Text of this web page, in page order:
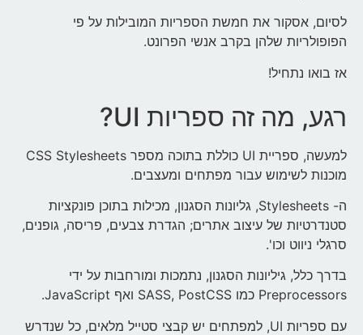
לסיום, אסקור את חמשת הספריות המובילות על פי
הפופולריות שלהן בקרב אנשי הפרונט.
אז בואו נתחיל!
רגע, מה זה ספריות UI?
למעשה, ספריית UI כוללת בתוכה מספר CSS Stylesheets
מוכנות לשימוש עבור מפתחים ומעצבים.
ה- Stylesheets, גליונות הסגנון, מכילות בתוכן פונקציות
סטנדרטיות של עיצוב אתרים; הגדרת צבעים, פריסה, גופנים,
סרגלי ניווט וכו'.
בדרך כלל, גיליונות הסגנון, נתמכות ומורחבות על ידי
Preprocessors כמו SASS, PostCSS ואף JavaScript.
עם ספריות UI, למפתחים יש קבצי סטייל מלאים, כל שנדרש